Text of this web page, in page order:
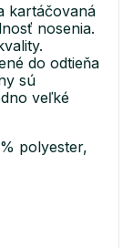
kartáčovaná
nosenia.
do odtieňa
sú
veľké
polyester,